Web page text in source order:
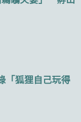
「狐狸自己玩得